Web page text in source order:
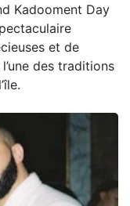
Kadooment Day
et de
des traditions